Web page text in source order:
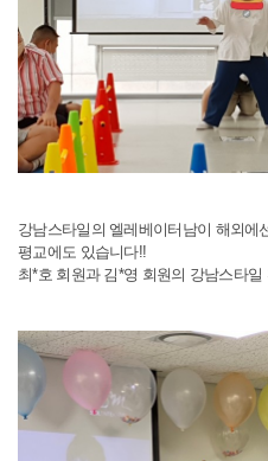
강남스타일의 엘레베이터남이 해외에
평교에도 있습니다!!
최*호 회원과 김*영 회원의 강남스타일